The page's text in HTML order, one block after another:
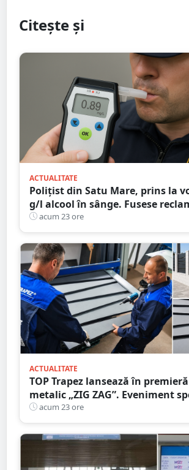
Citește și
ACTUALITATE
Polițist din Satu Mare, prins la
g/l alcool în sânge. Fusese
că circula pe contrasens
acum 23 ore
ACTUALITATE
TOP Trapez lansează în
metalic „ZIG ZAG”. Eveniment
în Grădina Romei
acum 23 ore